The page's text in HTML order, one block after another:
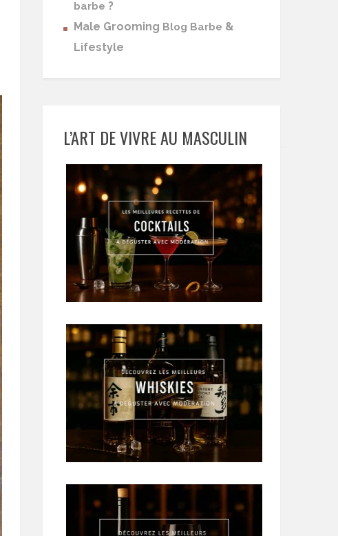
barbe ?
Male Grooming Blog Barbe &
Lifestyle
L’ART DE VIVRE AU MASCULIN